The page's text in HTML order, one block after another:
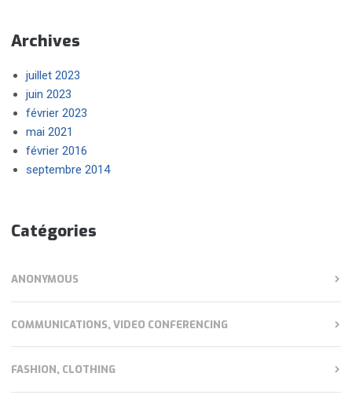
Archives
juillet 2023
juin 2023
février 2023
mai 2021
février 2016
septembre 2014
Catégories
ANONYMOUS
COMMUNICATIONS, VIDEO CONFERENCING
FASHION, CLOTHING